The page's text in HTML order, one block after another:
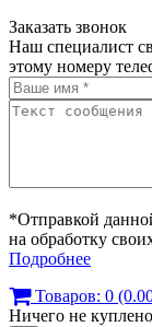
Заказать звонок
Наш специалист
этому номеру
*Отправкой
на обработку
Подробнее
Товаров: 0
Ничего не